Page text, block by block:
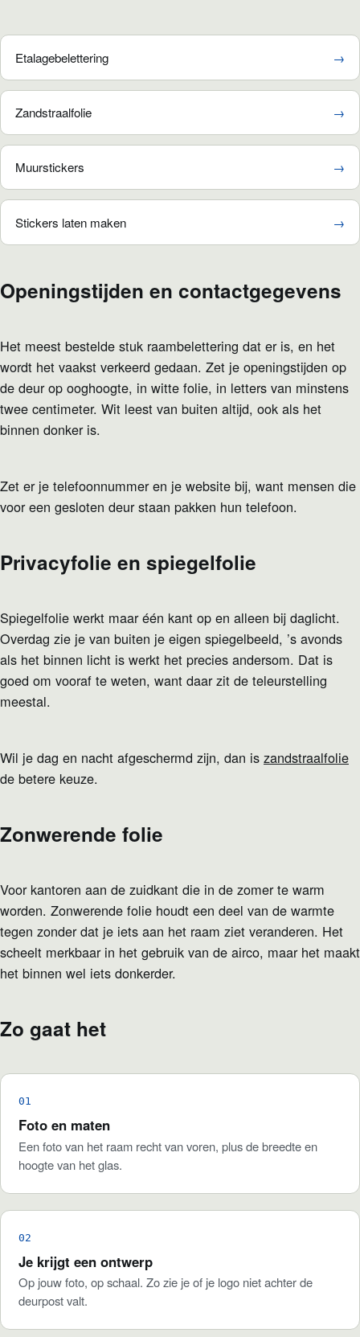
Etalagebelettering →
Zandstraalfolie →
Muurstickers →
Stickers laten maken →
Openingstijden en contactgegevens
Het meest bestelde stuk raambelettering dat er is, en het
wordt het vaakst verkeerd gedaan. Zet je openingstijden op
de deur op ooghoogte, in witte folie, in letters van minstens
twee centimeter. Wit leest van buiten altijd, ook als het
binnen donker is.
Zet er je telefoonnummer en je website bij, want mensen die
voor een gesloten deur staan pakken hun telefoon.
Privacyfolie en spiegelfolie
Spiegelfolie werkt maar één kant op en alleen bij daglicht.
Overdag zie je van buiten je eigen spiegelbeeld, ’s avonds
als het binnen licht is werkt het precies andersom. Dat is
goed om vooraf te weten, want daar zit de teleurstelling
meestal.
Wil je dag en nacht afgeschermd zijn, dan is zandstraalfolie
de betere keuze.
Zonwerende folie
Voor kantoren aan de zuidkant die in de zomer te warm
worden. Zonwerende folie houdt een deel van de warmte
tegen zonder dat je iets aan het raam ziet veranderen. Het
scheelt merkbaar in het gebruik van de airco, maar het maakt
het binnen wel iets donkerder.
Zo gaat het
Foto en maten
Een foto van het raam recht van voren, plus de breedte en
hoogte van het glas.
Je krijgt een ontwerp
Op jouw foto, op schaal. Zo zie je of je logo niet achter de
deurpost valt.